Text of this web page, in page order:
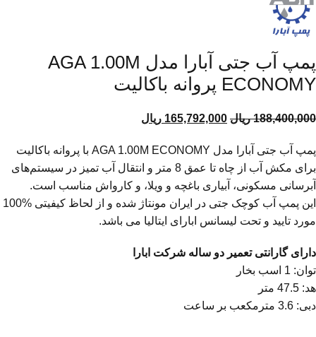
پمپ آب جتی آبارا مدل AGA 1.00M
ECONOMY پروانه باکالیت
188,400,000 ریال 165,792,000 ریال
پمپ آب جتی آبارا مدل AGA 1.00M ECONOMY با پروانه باکالیت
برای مکش آب از چاه تا عمق 8 متر و انتقال آب تمیز در سیستم‌های
آبرسانی مسکونی، آبیاری باغچه و ویلا، و کارواش مناسب است.
این پمپ آب کوچک جتی در ایران مونتاژ شده و از لحاظ کیفیتی %100
مورد تایید و تحت لیسانس ابارای ایتالیا می باشد.
دارای گارانتی تعمیر دو ساله شرکت ابارا
توان: 1 اسب بخار
هد: 47.5 متر
دبی: 3.6 مترمکعب بر ساعت